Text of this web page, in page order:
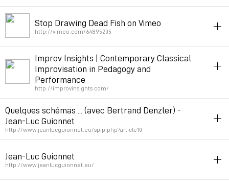
improvisation
Travaille avec de la video.
Découvert sur Frace Culture - À l’improviste
Permalink 2013年9月27日 GMT+2 15:11:43
Stop Drawing Dead Fish on Vimeo
http://vimeo.com/64895205
improvisation code
Permalink 2013年5月27日 GMT+2 13:10:55
Improv Insights | Contemporary Classical
Improvisation in Pedagogy and
Performance
http://improvinsights.com/
improvisation music
Permalink
Quelques schémas ... (avec Bertrand Denzler) -
Jean-Luc Guionnet
http://www.jeanlucguionnet.eu/spip.php?article10
Permalink
Jean-Luc Guionnet
http://www.jeanlucguionnet.eu/